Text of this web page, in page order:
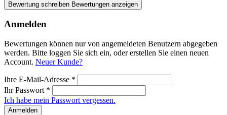
Bewertung schreiben Bewertungen anzeigen
Anmelden
Bewertungen können nur von angemeldeten Benutzern abgegeben
werden. Bitte loggen Sie sich ein, oder erstellen Sie einen neuen
Account. Neuer Kunde?
Ihre E-Mail-Adresse *
Ihr Passwort *
Ich habe mein Passwort vergessen.
Anmelden